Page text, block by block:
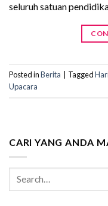
seluruh satuan
Posted inBerita Tagged
Upacara
CARI YANG ANDA